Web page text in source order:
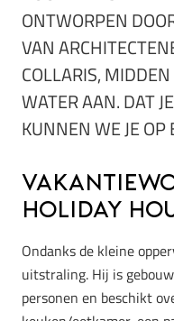
ONTWORPEN
VAN
COLLARIS,
WATER AAN. DAT
KUNNEN WE JE OP
Holiday
Ondanks de kleine
uitstraling. Hij is
personen en beschikt